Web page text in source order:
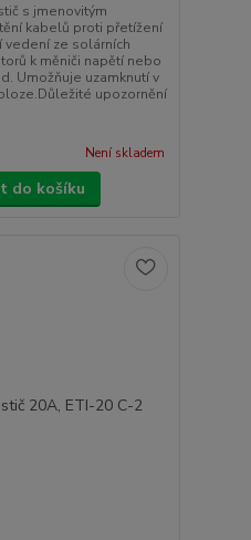
s jmenovitým
kabelů proti přetížení
vedení ze solárních
k měniči napětí nebo
Umožňuje uzamknutí v
upozornění
Není skladem
do košíku